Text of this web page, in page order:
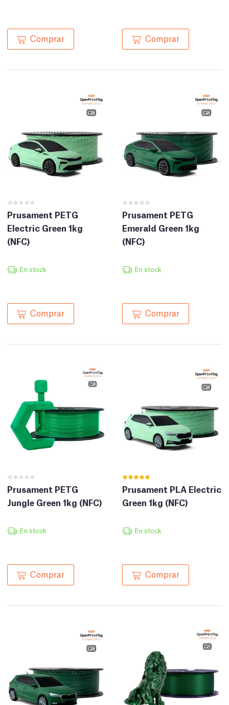
Comprar Comprar
Prusament PETG
Electric Green 1kg
(NFC)
En stock
Comprar
Prusament PETG
Emerald Green 1kg
(NFC)
En stock
Comprar
Prusament PETG
Jungle Green 1kg (NFC)
En stock
Comprar
Prusament PLA Electric
Green 1kg (NFC)
En stock
Comprar